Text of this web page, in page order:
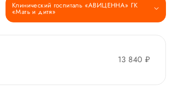
Клинический госпиталь «АВИЦЕННА» ГК
«Мать и дитя»
13 840 ₽